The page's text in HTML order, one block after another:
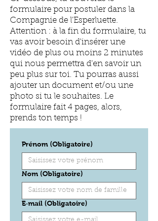
formulaire pour postuler dans la
Compagnie de l'Esperluette.
Attention : à la fin du formulaire, tu
vas avoir besoin d'insérer une
vidéo de plus ou moins 2 minutes
qui nous permettra d'en savoir un
peu plus sur toi. Tu pourras aussi
ajouter un document et/ou une
photo si tu le souhaites. Le
formulaire fait 4 pages, alors,
prends ton temps !
Prénom (Obligatoire)
Nom (Obligatoire)
E‑mail (Obligatoire)